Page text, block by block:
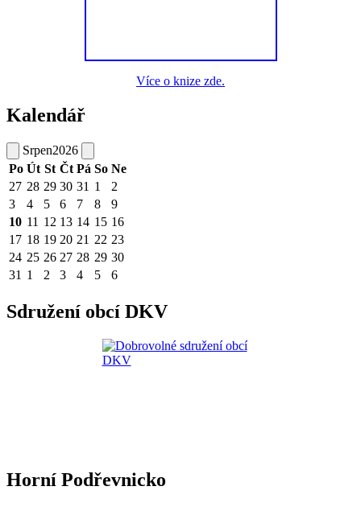
Více o knize zde.
Kalendář
Srpen2026
Po Út St Čt Pá So Ne
27 28 29 30 31 1
2
3
4 5 6 7 8
9
10 11 12 13 14 15 16
17 18 19 20 21 22 23
24 25 26 27 28 29 30
31 1 2 3 4 5 6
Sdružení obcí DKV
Horní Podřevnicko